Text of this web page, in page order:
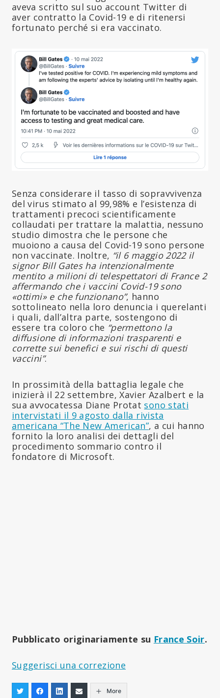
aveva scritto sul suo account Twitter di
aver contratto la Covid-19 e di ritenersi
fortunato perché si era vaccinato.
Senza considerare il tasso di sopravvivenza
del virus stimato al 99,98% e l’esistenza di
trattamenti precoci scientificamente
collaudati per trattare la malattia, nessuno
studio dimostra che le persone che
muoiono a causa del Covid-19 sono persone
non vaccinate. Inoltre, “il 6 maggio 2022 il
signor Bill Gates ha intenzionalmente
mentito a milioni di telespettatori di France 2
affermando che i vaccini Covid-19 sono
«ottimi» e che funzionano”, hanno
sottolineato nella loro denuncia i querelanti
i quali, dall’altra parte, sostengono di
essere tra coloro che “permettono la
diffusione di informazioni trasparenti e
corrette sui benefici e sui rischi di questi
vaccini”.
In prossimità della battaglia legale che
inizierà il 22 settembre, Xavier Azalbert e la
sua avvocatessa Diane Protat sono stati
intervistati il 9 agosto dalla rivista
americana “The New American”, a cui hanno
fornito la loro analisi dei dettagli del
procedimento sommario contro il
fondatore di Microsoft.
Pubblicato originariamente su France Soir.
Suggerisci una correzione
More